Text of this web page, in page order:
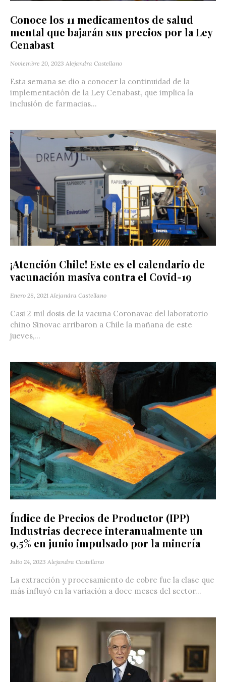
Conoce los 11 medicamentos de salud
mental que bajarán sus precios por la Ley
Cenabast
Noviembre 20, 2023 Alejandra Castellano
Esta semana se dio a conocer la continuidad de la
implementación de la Ley Cenabast, que implica la
inclusión de farmacias...
¡Atención Chile! Este es el calendario de
vacunación masiva contra el Covid-19
Enero 28, 2021 Alejandra Castellano
Casi 2 mil dosis de la vacuna Coronavac del laboratorio
chino Sinovac arribaron a Chile la mañana de este
jueves,...
Índice de Precios de Productor (IPP)
Industrias decrece interanualmente un
9,5% en junio impulsado por la minería
Julio 24, 2023 Alejandra Castellano
La extracción y procesamiento de cobre fue la clase que
más influyó en la variación a doce meses del sector...